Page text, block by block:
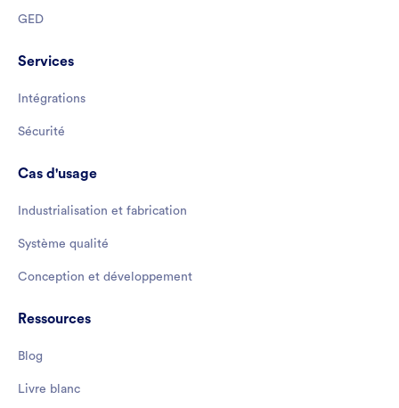
GED
Services
Intégrations
Sécurité
Cas d'usage
Industrialisation et fabrication
Système qualité
Conception et développement
Ressources
Blog
Livre blanc